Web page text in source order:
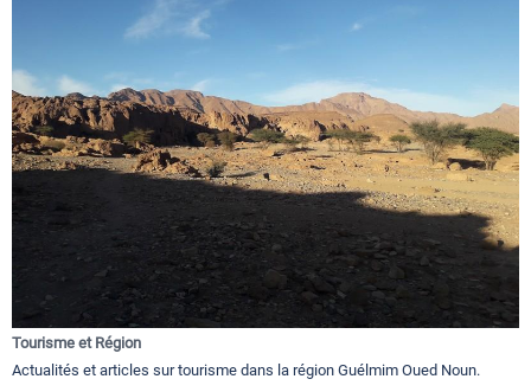
Tourisme et Région
Actualités et articles sur tourisme dans la région Guélmim Oued Noun.